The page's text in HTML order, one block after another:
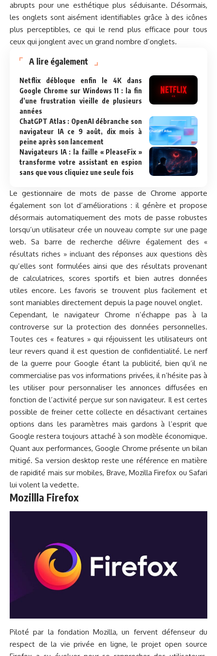
abrupts pour une esthétique plus séduisante. Désormais,
les onglets sont aisément identifiables grâce à des icônes
plus perceptibles, ce qui le rend plus efficace pour tous
ceux qui jonglent avec un grand nombre d’onglets.
A lire également
Netflix débloque enfin le 4K dans
Google Chrome sur Windows 11 : la fin
d’une frustration vieille de plusieurs
années
ChatGPT Atlas : OpenAI débranche son
navigateur IA ce 9 août, dix mois à
peine après son lancement
Navigateurs IA : la faille « PleaseFix »
transforme votre assistant en espion
sans que vous cliquiez une seule fois
Le gestionnaire de mots de passe de Chrome apporte
également son lot d’améliorations : il génère et propose
désormais automatiquement des mots de passe robustes
lorsqu’un utilisateur crée un nouveau compte sur une page
web. Sa barre de recherche délivre également des «
résultats riches » incluant des réponses aux questions dès
qu’elles sont formulées ainsi que des résultats provenant
de calculatrices, scores sportifs et bien autres données
utiles encore. Les favoris se trouvent plus facilement et
sont maniables directement depuis la page nouvel onglet.
Cependant, le navigateur Chrome n’échappe pas à la
controverse sur la protection des données personnelles.
Toutes ces « features » qui réjouissent les utilisateurs ont
leur revers quand il est question de confidentialité. Le nerf
de la guerre pour Google étant la publicité, bien qu’il ne
commercialise pas vos informations privées, il n’hésite pas à
les utiliser pour personnaliser les annonces diffusées en
fonction de l’activité perçue sur son navigateur. Il est certes
possible de freiner cette collecte en désactivant certaines
options dans les paramètres mais gardons à l’esprit que
Google restera toujours attaché à son modèle économique.
Quant aux performances, Google Chrome présente un bilan
mitigé. Sa version desktop reste une référence en matière
de rapidité mais sur mobiles, Brave, Mozilla Firefox ou Safari
lui volent la vedette.
Mozillla Firefox
Piloté par la fondation Mozilla, un fervent défenseur du
respect de la vie privée en ligne, le projet open source